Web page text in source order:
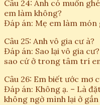
Câu 24: Anh có muốn
em làm không?
Đáp án: Mẹ em làm món
Câu 25: Anh vô gia cư à?
Đáp án: Sao lại vô gia
sao cứ ở trong tâm trí
Câu 26: Em biết ước mơ
Đáp án: Không ạ. – Là
không ngờ mình lại ở